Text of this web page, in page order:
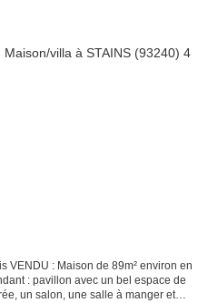
VENDU : Maison de 89m² environ en
: pavillon avec un bel espace de
un salon, une salle à manger et